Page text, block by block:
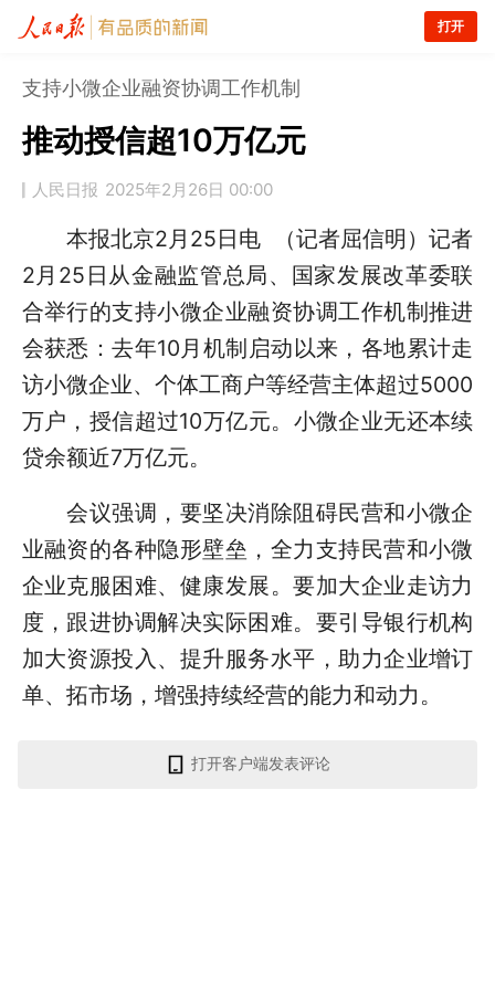
打开
支持小微企业融资协调工作机制
推动授信超10万亿元
人民日报 2025年2月26日 00:00
本报北京2月25日电 （记者屈信明）记者
2月25日从金融监管总局、国家发展改革委联
合举行的支持小微企业融资协调工作机制推进
会获悉：去年10月机制启动以来，各地累计走
访小微企业、个体工商户等经营主体超过5000
万户，授信超过10万亿元。小微企业无还本续
贷余额近7万亿元。
会议强调，要坚决消除阻碍民营和小微企
业融资的各种隐形壁垒，全力支持民营和小微
企业克服困难、健康发展。要加大企业走访力
度，跟进协调解决实际困难。要引导银行机构
加大资源投入、提升服务水平，助力企业增订
单、拓市场，增强持续经营的能力和动力。
打开客户端发表评论